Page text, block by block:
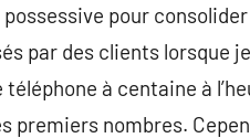
pour
par des clients lorsque
à centaine à
premiers nombres.